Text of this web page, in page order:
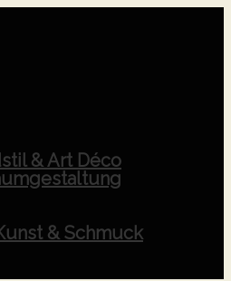
& Art Déco
& Schmuck